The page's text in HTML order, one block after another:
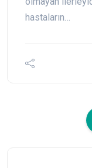
hastaların…